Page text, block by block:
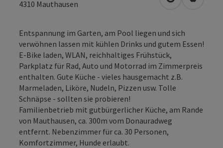
4310 Mauthausen in Google
in
Entspannung im Garten, am Pool liegen und sich
verwöhnen lassen mit kühlen Drinks und gutem Essen!
E-Bike laden, WLAN, reichhaltiges Frühstück,
Parkplatz für Rad, Auto und Motorrad im Zimmerpreis
enthalten. Gute Küche - vieles hausgemacht z.B.
Marmeladen, Liköre, Nudeln, Pizzen usw. Tolle
Schnäpse - sollten sie probieren!
Familienbetrieb mit gutbürgerlicher Küche, am Rande
von Mauthausen, ca. 300m vom Donauradweg
entfernt. Nebenzimmer für ca. 30 Personen,
Komfortzimmer, Hunde erlaubt.